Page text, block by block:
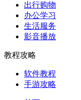
出行购物
办公学习
生活服务
影音播放
教程攻略
软件教程
手游攻略